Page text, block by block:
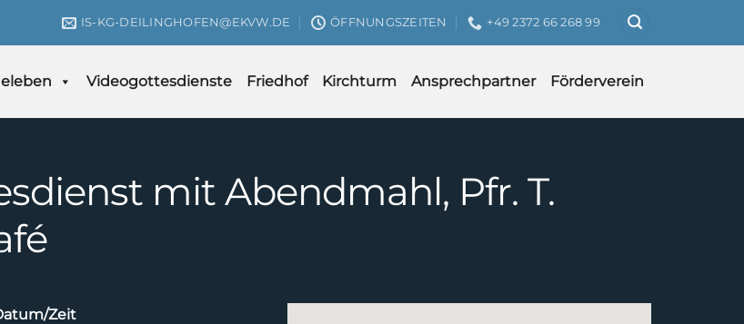
IS-KG-DEILINGHOFEN@EKVW.DE ÖFFNUNGSZEITEN +49 2372 66 268 99
Videogottesdienste Friedhof Kirchturm Ansprechpartner Förderverein
mit Abendmahl, Pfr. T.
Zeit